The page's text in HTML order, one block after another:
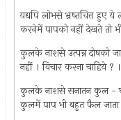
यद्यपि लोभसे भ्रष्तचित्त हुए
करनेमें पापको नहीं देखते तो
कुलके नाशसे उत्पन्न दोषको
नहीं । विचार करना चाहिये ?
कुलके नाशसे सनातन कुल -
कुलमें पाप भी बहुत फैल